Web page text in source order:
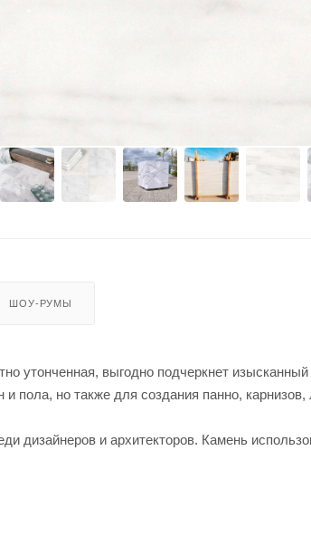
ШОУ-РУМЫ
утонченная, выгодно подчеркнет изысканный
пола, но также для создания панно, карнизов,
дизайнеров и архитекторов. Камень